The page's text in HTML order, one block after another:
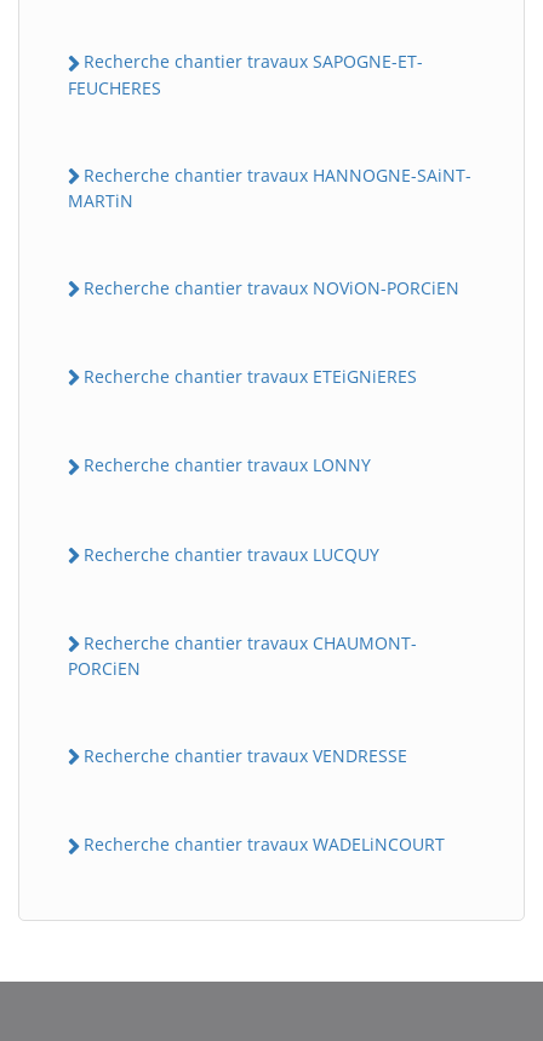
Recherche chantier travaux SAPOGNE-ET-
FEUCHERES
Recherche chantier travaux HANNOGNE-SAiNT-
MARTiN
Recherche chantier travaux NOViON-PORCiEN
Recherche chantier travaux ETEiGNiERES
Recherche chantier travaux LONNY
Recherche chantier travaux LUCQUY
Recherche chantier travaux CHAUMONT-
PORCiEN
Recherche chantier travaux VENDRESSE
Recherche chantier travaux WADELiNCOURT